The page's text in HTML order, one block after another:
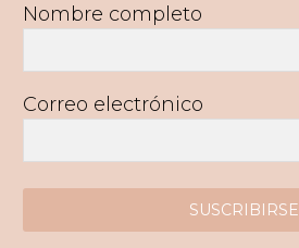
Nombre completo
Correo electrónico
SUSCRIBIRSE